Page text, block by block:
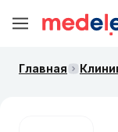
Главная